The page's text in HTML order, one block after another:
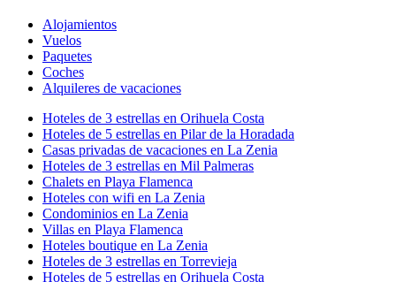
Alojamientos
Vuelos
Paquetes
Coches
Alquileres de vacaciones
Hoteles de 3 estrellas en Orihuela Costa
Hoteles de 5 estrellas en Pilar de la Horadada
Casas privadas de vacaciones en La Zenia
Hoteles de 3 estrellas en Mil Palmeras
Chalets en Playa Flamenca
Hoteles con wifi en La Zenia
Condominios en La Zenia
Villas en Playa Flamenca
Hoteles boutique en La Zenia
Hoteles de 3 estrellas en Torrevieja
Hoteles de 5 estrellas en Orihuela Costa